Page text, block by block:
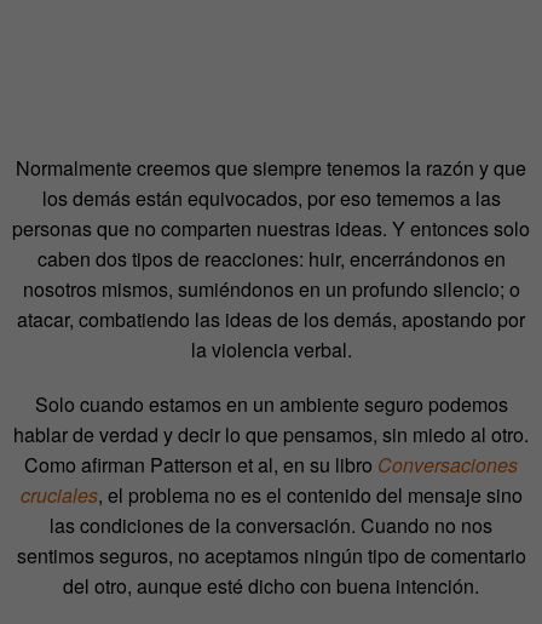
Normalmente creemos que siempre tenemos la razón y que
los demás están equivocados, por eso tememos a las
personas que no comparten nuestras ideas. Y entonces solo
caben dos tipos de reacciones: huir, encerrándonos en
nosotros mismos, sumiéndonos en un profundo silencio; o
atacar, combatiendo las ideas de los demás, apostando por
la violencia verbal.
Solo cuando estamos en un ambiente seguro podemos
hablar de verdad y decir lo que pensamos, sin miedo al otro.
Como afirman Patterson et al, en su libro Conversaciones
cruciales, el problema no es el contenido del mensaje sino
las condiciones de la conversación. Cuando no nos
sentimos seguros, no aceptamos ningún tipo de comentario
del otro, aunque esté dicho con buena intención.